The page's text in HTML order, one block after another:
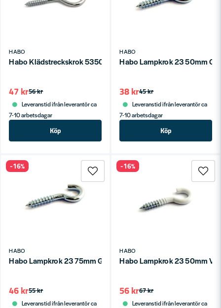
HABO
Habo Klädstreckskrok 5350 90mm Galv SB
56 kr
47 kr
Leveranstid ifrån leverantör ca
7-10 arbetsdagar
Köp
HABO
Habo Lampkrok 23 50mm
45 kr
38 kr
Leveranstid ifrån leverantör ca
7-10 arbetsdagar
Köp
HABO
Habo Lampkrok 23 75mm Galv SB
55 kr
46 kr
Leveranstid ifrån leverantör ca
-16%
HABO
Habo Lampkrok 23 50mm Vit
67 kr
56 kr
Leveranstid ifrån leverantör ca
-16%